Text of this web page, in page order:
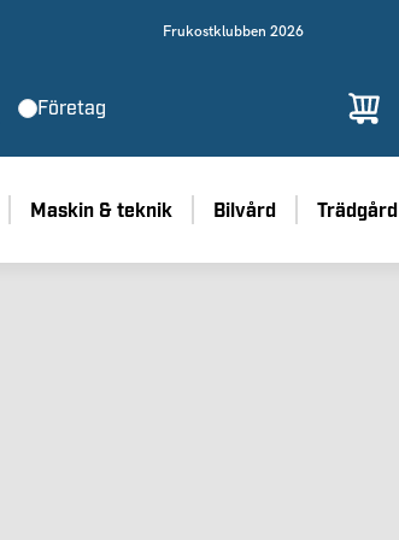
Frukostklubben 2026
Företag
Maskin & teknik Bilvård Trädgård